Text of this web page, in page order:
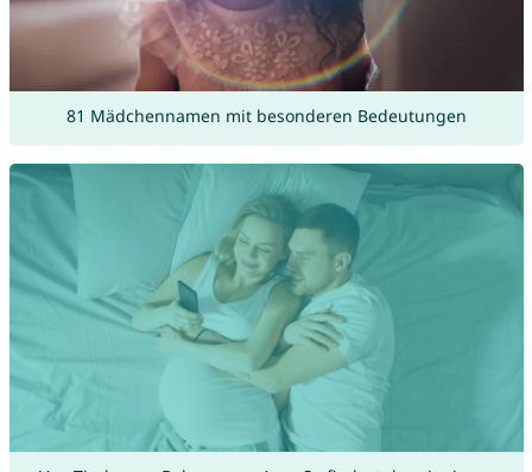
81 Mädchennamen mit besonderen Bedeutungen